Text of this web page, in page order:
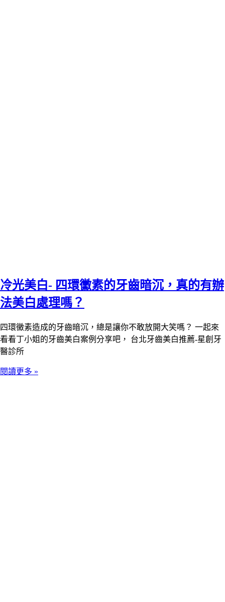
冷光美白- 四環黴素的牙齒暗沉，真的有辦
法美白處理嗎？
四環黴素造成的牙齒暗沉，總是讓你不敢放開大笑嗎？ 一起來
看看丁小姐的牙齒美白案例分享吧， 台北牙齒美白推薦-星創牙
醫診所
閱讀更多 »